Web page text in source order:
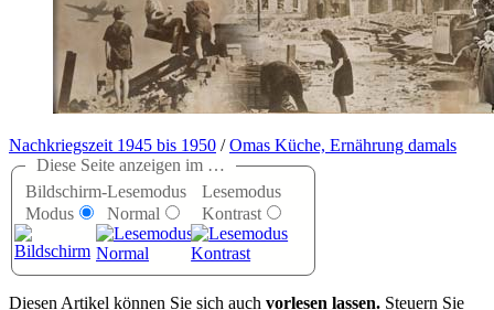
Nachkriegszeit 1945 bis 1950 /Omas Küche, Ernährung damals
Diese Seite anzeigen im …
Bildschirm-
Modus
Lesemodus
Normal
Lesemodus
Kontrast
Diesen Artikel können Sie sich auch vorlesen lassen. Steuern Sie